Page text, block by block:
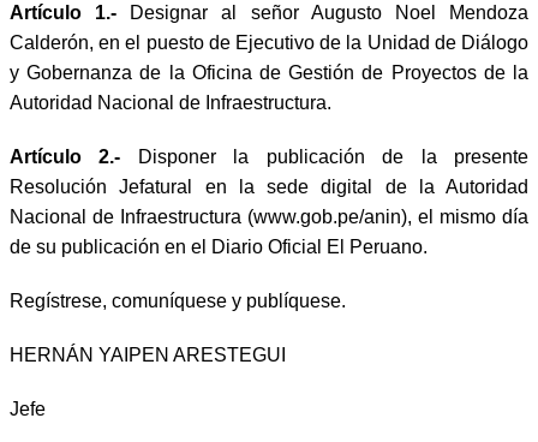
Artículo 1.-
Designar al señor Augusto Noel Mendoza
Calderón, en el puesto de Ejecutivo de la Unidad de Diálogo
y Gobernanza de la Oficina de Gestión de Proyectos de la
Autoridad Nacional de Infraestructura.
Artículo 2.-
Disponer la publicación de la presente
Resolución Jefatural en la sede digital de la Autoridad
Nacional de Infraestructura (www.gob.pe/anin), el mismo día
de su publicación en el Diario Oficial El Peruano.
Regístrese, comuníquese y publíquese.
HERNÁN YAIPEN ARESTEGUI
Jefe